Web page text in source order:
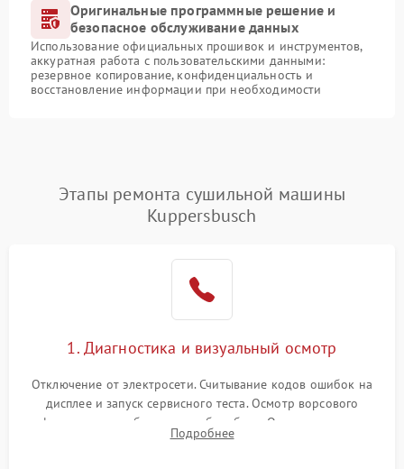
Оригинальные программные решение и
безопасное обслуживание данных
Использование официальных прошивок и инструментов,
аккуратная работа с пользовательскими данными:
резервное копирование, конфиденциальность и
восстановление информации при необходимости
Этапы ремонта сушильной машины
Kuppersbusch
1. Диагностика и визуальный осмотр
Отключение от электросети. Считывание кодов ошибок на
дисплее и запуск сервисного теста. Осмотр ворсового
фильтра, теплообменника и барабана. Опрос клиента о
неисправностях (не сушит, не крутит барабан, сильно шумит
Подробнее